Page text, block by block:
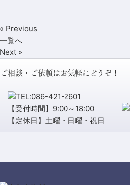
« Previous
一覧へ
Next »
ご相談・ご依頼はお気軽にどうぞ！
【受付時間】9:00～18:00
【定休日】土曜・日曜・祝日